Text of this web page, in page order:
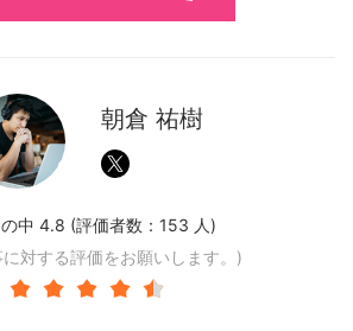
朝倉 祐樹
中 4.8 (評価者数： 153 人)
対する評価をお願いします。)